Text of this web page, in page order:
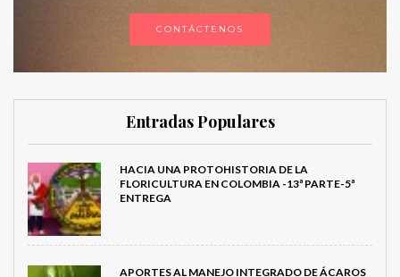
CONTÁCTENOS
Entradas Populares
HACIA UNA PROTOHISTORIA DE LA
FLORICULTURA EN COLOMBIA -13ª PARTE-5ª
ENTREGA
APORTES AL MANEJO INTEGRADO DE ÁCAROS